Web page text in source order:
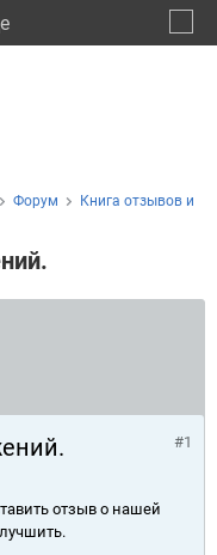
Форум
Книга отзывов и
#1
отзыв о нашей